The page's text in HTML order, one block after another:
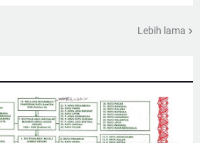
Lebih lama